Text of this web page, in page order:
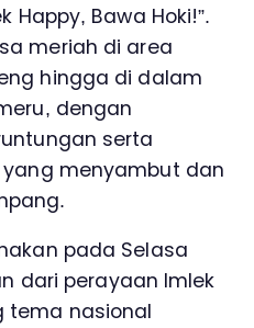
Happy, Bawa Hoki!”.
meriah di area
hingga di dalam
dengan
serta
menyambut dan
pada Selasa
dari perayaan Imlek
tema nasional